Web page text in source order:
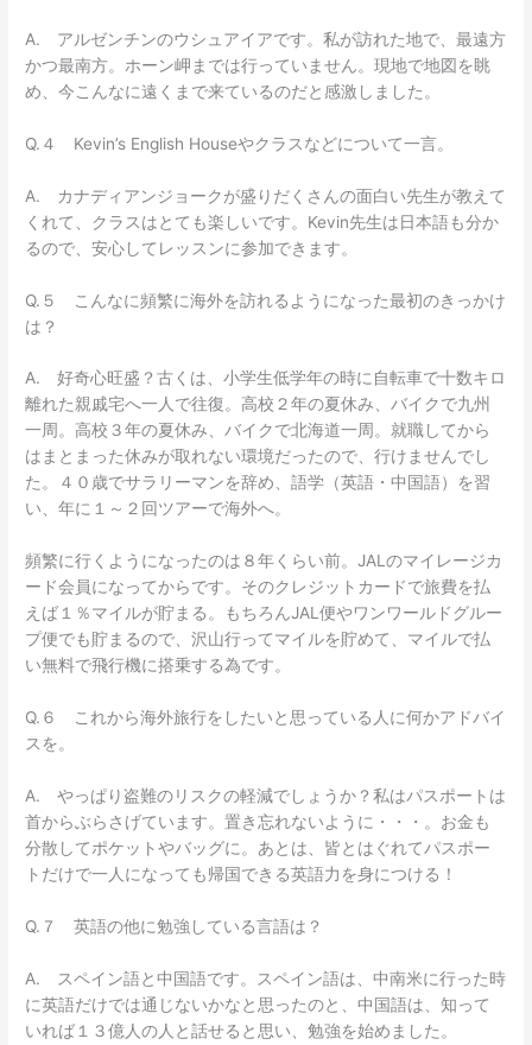
A. アルゼンチンのウシュアイアです。私が訪れた地で、最遠方
かつ最南方。ホーン岬までは行っていません。現地で地図を眺
め、今こんなに遠くまで来ているのだと感激しました。
Q.４ Kevin’s English Houseやクラスなどについて一言。
A. カナディアンジョークが盛りだくさんの面白い先生が教えて
くれて、クラスはとても楽しいです。Kevin先生は日本語も分か
るので、安心してレッスンに参加できます。
Q.５ こんなに頻繁に海外を訪れるようになった最初のきっかけ
は？
A. 好奇心旺盛？古くは、小学生低学年の時に自転車で十数キロ
離れた親戚宅へ一人で往復。高校２年の夏休み、バイクで九州
一周。高校３年の夏休み、バイクで北海道一周。就職してから
はまとまった休みが取れない環境だったので、行けませんでし
た。４０歳でサラリーマンを辞め、語学（英語・中国語）を習
い、年に１～２回ツアーで海外へ。
頻繁に行くようになったのは８年くらい前。JALのマイレージカ
ード会員になってからです。そのクレジットカードで旅費を払
えば１％マイルが貯まる。もちろんJAL便やワンワールドグルー
プ便でも貯まるので、沢山行ってマイルを貯めて、マイルで払
い無料で飛行機に搭乗する為です。
Q.６ これから海外旅行をしたいと思っている人に何かアドバイ
スを。
A. やっぱり盗難のリスクの軽減でしょうか？私はパスポートは
首からぶらさげています。置き忘れないように・・・。お金も
分散してポケットやバッグに。あとは、皆とはぐれてパスポー
トだけで一人になっても帰国できる英語力を身につける！
Q.７ 英語の他に勉強している言語は？
A. スペイン語と中国語です。スペイン語は、中南米に行った時
に英語だけでは通じないかなと思ったのと、中国語は、知って
いれば１３億人の人と話せると思い、勉強を始めました。